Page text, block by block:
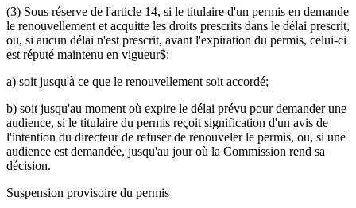
(3) Sous réserve de l'article 14, si le titulaire d'un permis en demande
le renouvellement et acquitte les droits prescrits dans le délai prescrit,
ou, si aucun délai n'est prescrit, avant l'expiration du permis, celui-ci
est réputé maintenu en vigueur$:
a) soit jusqu'à ce que le renouvellement soit accordé;
b) soit jusqu'au moment où expire le délai prévu pour demander une
audience, si le titulaire du permis reçoit signification d'un avis de
l'intention du directeur de refuser de renouveler le permis, ou, si une
audience est demandée, jusqu'au jour où la Commission rend sa
décision.
Suspension provisoire du permis